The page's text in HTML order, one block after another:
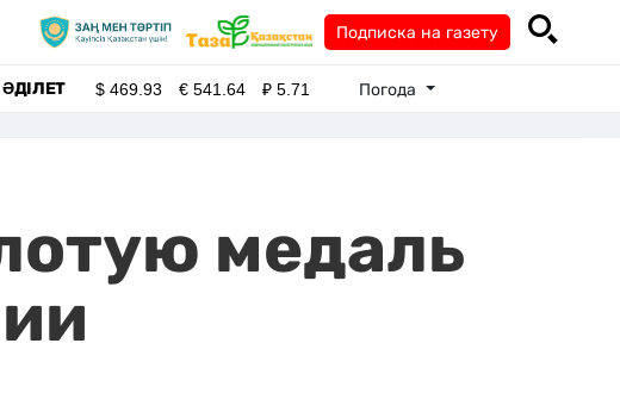
Подписка на газету
ӘДІЛЕТ $469.93 €541.64 ₽5.71 Погода
медаль